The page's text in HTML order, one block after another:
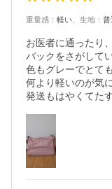
重量感 ： 軽い 生地 ： 普
お医者に通ったり
バックをさがして
色もグレーでとて
何より軽いのが気
発送もはやくてた